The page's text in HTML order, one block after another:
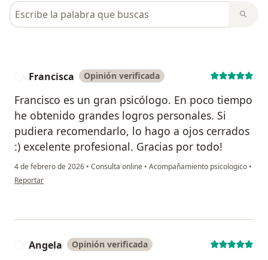
Busca en opiniones
Francisca Opinión verificada
Francisco es un gran psicólogo. En poco tiempo
he obtenido grandes logros personales. Si
pudiera recomendarlo, lo hago a ojos cerrados
:) excelente profesional. Gracias por todo!
4 de febrero de 2026 • Consulta online • Acompañamiento psicologico •
en opinión del usuario Francisca
Reportar
Angela Opinión verificada